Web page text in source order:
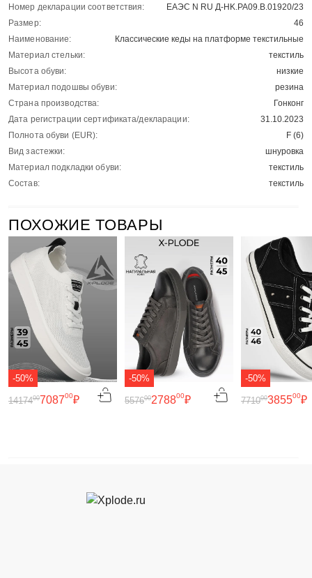
Номер декларации соответствия:
ЕАЭС N RU Д-HK.РА09.В.01920/23
Размер:
46
Наименование:
Классические кеды на платформе текстильные
Материал стельки:
текстиль
Высота обуви:
низкие
Материал подошвы обуви:
резина
Страна производства:
Гонконг
Дата регистрации сертификата/декларации:
31.10.2023
Полнота обуви (EUR):
F (6)
Вид застежки:
шнуровка
Материал подкладки обуви:
текстиль
Состав:
текстиль
ПОХОЖИЕ ТОВАРЫ
-50%
708700₽
1417400
-50%
278800₽
557600
-50%
385500₽
771000